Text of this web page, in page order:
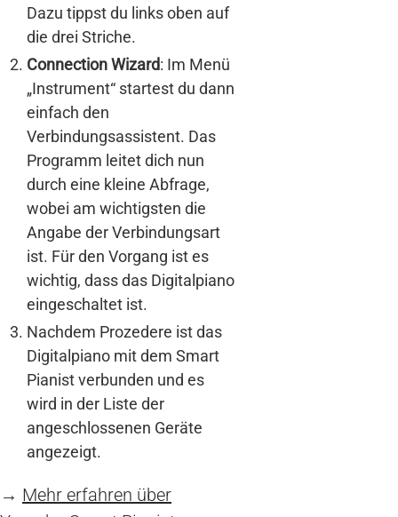
Dazu tippst du links oben auf
die drei Striche.
Connection Wizard: Im Menü
„Instrument“ startest du dann
einfach den
Verbindungsassistent. Das
Programm leitet dich nun
durch eine kleine Abfrage,
wobei am wichtigsten die
Angabe der Verbindungsart
ist. Für den Vorgang ist es
wichtig, dass das Digitalpiano
eingeschaltet ist.
Nachdem Prozedere ist das
Digitalpiano mit dem Smart
Pianist verbunden und es
wird in der Liste der
angeschlossenen Geräte
angezeigt.
→ Mehr erfahren über